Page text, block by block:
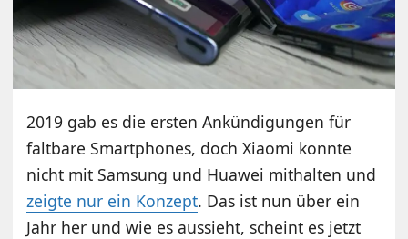
2019 gab es die ersten Ankündigungen für
faltbare Smartphones, doch Xiaomi konnte
nicht mit Samsung und Huawei mithalten und
zeigte nur ein Konzept. Das ist nun über ein
Jahr her und wie es aussieht, scheint es jetzt